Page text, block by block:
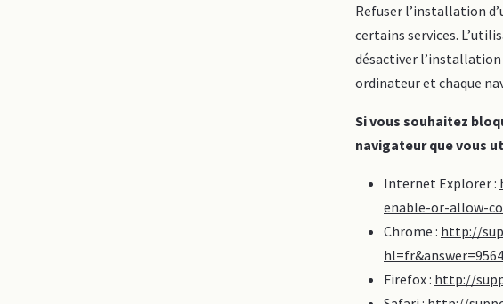
Refuser l’installation
certains services.
désactiver l’installation
ordinateur et chaque
Si vous souhaitez
navigateur que vous
Internet Explorer :
enable-or-allow-
Chrome : http://
Firefox : http://